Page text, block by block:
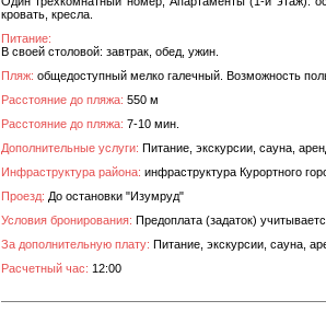
кровать, кресла.
Питание:
В своей столовой: завтрак, обед, ужин.
Пляж: общедоступный мелко галечный. Возможность
Расстояние до пляжа: 550 м
Расстояние до пляжа: 7-10 мин.
Дополнительные услуги: Питание, экскурсии, сауна,
Инфраструктура района: инфраструктура Курортного
Проезд: До остановки "Изумруд"
Условия бронирования: Предоплата (задаток)
За дополнительную плату: Питание, экскурсии, сауна,
Расчетный час: 12:00